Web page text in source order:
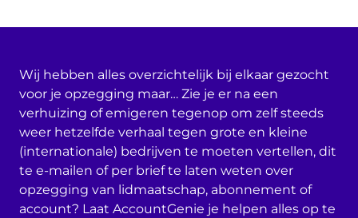
Wij hebben alles overzichtelijk bij elkaar gezocht
voor je opzegging maar… Zie je er na een
verhuizing of emigeren tegenop om zelf steeds
weer hetzelfde verhaal tegen grote en kleine
(internationale) bedrijven te moeten vertellen, dit
te e-mailen of per brief te laten weten over
opzegging van lidmaatschap, abonnement of
account? Laat AccountGenie je helpen alles op te